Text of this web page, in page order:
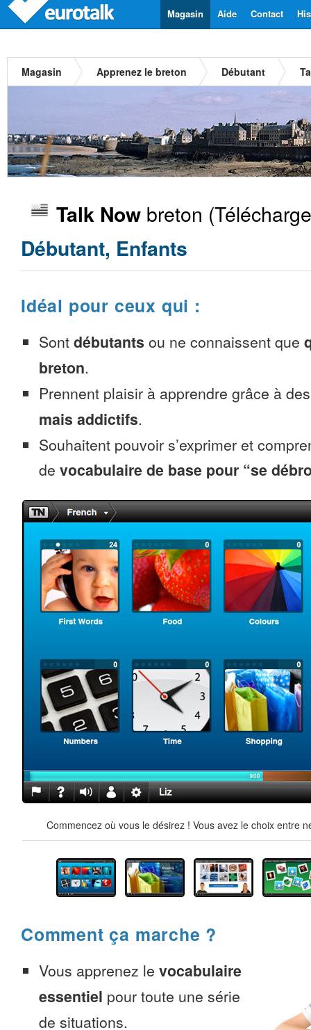
Contact
Aide
Magasin
Magasin Apprenez le breton Débutant
Talk Now breton
Débutant, Enfants
Idéal pour ceux qui :
Sont débutants ou ne connaissent que
breton.
Prennent plaisir à apprendre grâce à
mais addictifs.
Souhaitent pouvoir s’exprimer et
de vocabulaire de base pour “se
Commencez où vous le désirez ! Vous avez le choix entre
Comment ça marche ?
Vous apprenez le vocabulaire
essentiel pour toute une série
de situations.